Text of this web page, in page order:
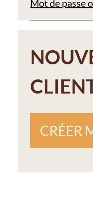
Mot de passe
CRÉER